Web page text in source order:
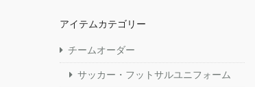
アイテムカテゴリー
チームオーダー
サッカー・フットサルユニフォーム